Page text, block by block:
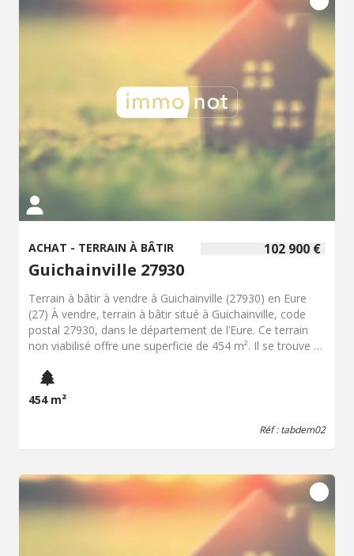
102 900 €
ACHAT - TERRAIN À BÂTIR
Guichainville 27930
Terrain à bâtir à vendre à Guichainville (27930) en Eure
(27) À vendre, terrain à bâtir situé à Guichainville, code
postal 27930, dans le département de l’Eure. Ce terrain
non viabilisé offre une superficie de 454 m². Il se trouve à
communes avoisinantes. La parcelle est accessible depuis
une voirie communale. Les réseaux de voirie, d’eau,
d’électricité et d’assainissement sont situés en bordure de
propriété. Le terrain bénéficie d’un emplacement
administratives. Guichainville est une commune intégrée à
l’agglomération d’Évreux, qui propose des établissements
scolaires, des commerces de proximité, des équipements
sportifs et culturels. La gare SNCF d’Évreux offre des
liaisons vers Paris et la Normandie. L’accès à l’autoroute
A13 facilite les déplacements vers Rouen et Caen.
454 m²
Réf : tabdem02